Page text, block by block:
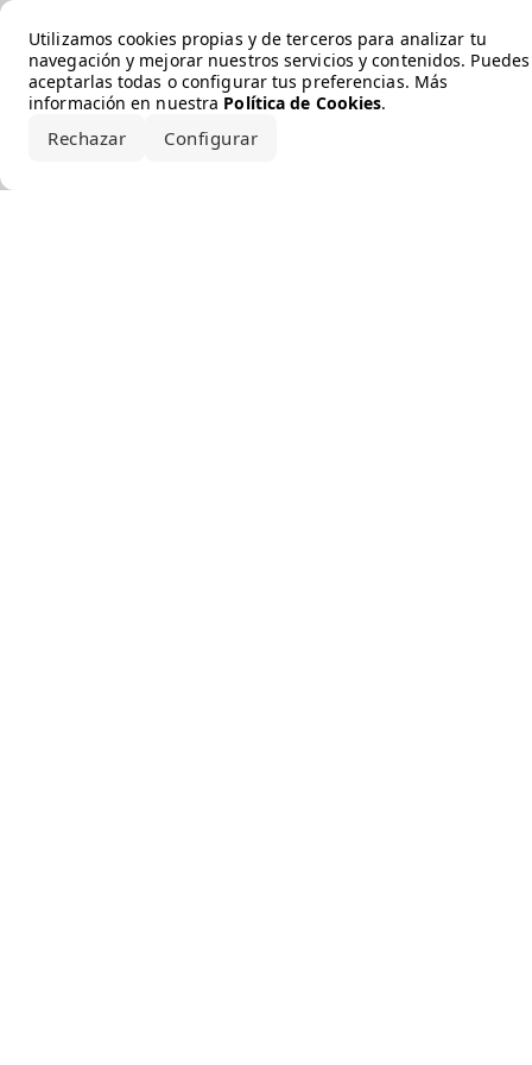
Utilizamos cookies propias y de terceros para analizar tu
navegación y mejorar nuestros servicios y contenidos. Puedes
aceptarlas todas o configurar tus preferencias. Más
información en nuestra Política de Cookies.
Rechazar Configurar
Error loading the brand